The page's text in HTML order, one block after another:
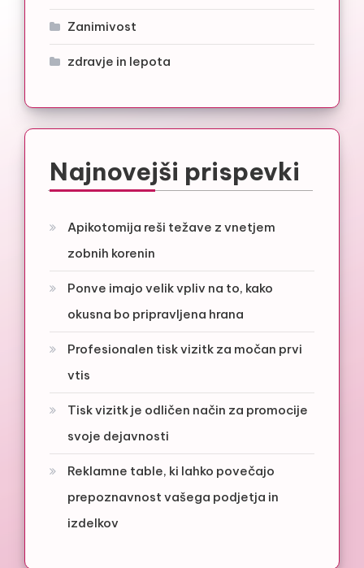
Zanimivost
zdravje in lepota
Najnovejši prispevki
Apikotomija reši težave z vnetjem
zobnih korenin
Ponve imajo velik vpliv na to, kako
okusna bo pripravljena hrana
Profesionalen tisk vizitk za močan prvi
vtis
Tisk vizitk je odličen način za promocije
svoje dejavnosti
Reklamne table, ki lahko povečajo
prepoznavnost vašega podjetja in
izdelkov